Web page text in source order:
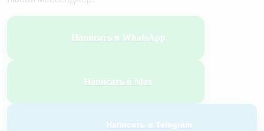
Написать в WhatsApp
Написать в Max
Написать в Telegram